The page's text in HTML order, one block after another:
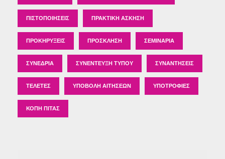
ΠΙΣΤΟΠΟΙΉΣΕΙΣ ΠΡΑΚΤΙΚΉ ΆΣΚΗΣΗ
ΠΡΟΚΗΡΎΞΕΙΣ ΠΡΌΣΚΛΗΣΗ ΣΕΜΙΝΆΡΙΑ
ΣΥΝΈΔΡΙΑ ΣΥΝΈΝΤΕΥΞΗ ΤΎΠΟΥ ΣΥΝΑΝΤΉΣΕΙΣ
ΤΕΛΕΤΈΣ ΥΠΟΒΟΛΉ ΑΙΤΉΣΕΩΝ ΥΠΟΤΡΟΦΊΕΣ
ΚΟΠΉ ΠΊΤΑΣ